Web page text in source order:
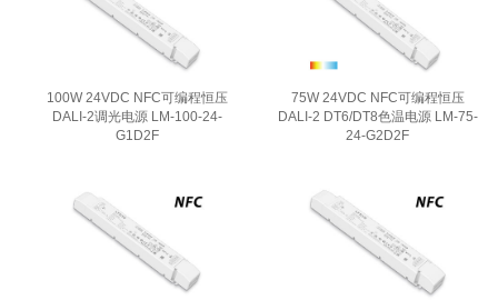
100W 24VDC NFC可编程恒压
DALI-2调光电源 LM-100-24-
G1D2F
75W 24VDC NFC可编程恒压
DALI-2 DT6/DT8色温电源 LM-75-
24-G2D2F